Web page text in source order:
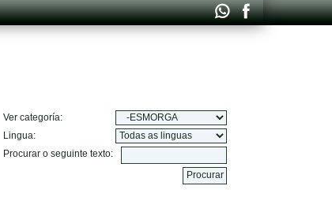
Ver categoría:
Lingua:
Procurar o seguinte texto: